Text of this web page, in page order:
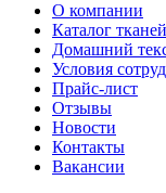
О компании
Каталог тканей
Домашний
Условия
Прайс-лист
Отзывы
Новости
Контакты
Вакансии